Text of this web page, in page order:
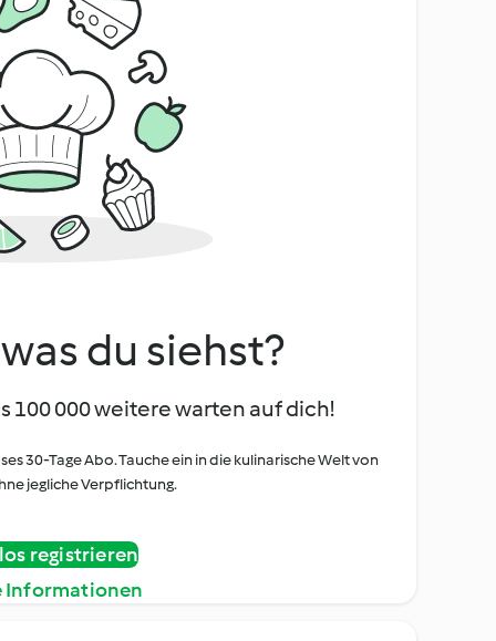
du siehst?
100 000 weitere warten auf dich!
30-Tage Abo. Tauche ein in die kulinarische Welt von
jegliche Verpflichtung.
registrieren
Informationen